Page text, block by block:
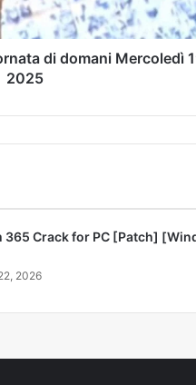
di domani Mercoledì
2025
365 Crack for PC [Patch]
2026